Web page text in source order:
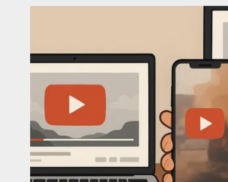
PROFESSIONNELLE